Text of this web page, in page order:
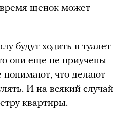
время щенок может
будут ходить в туалет
они еще не приучены
понимают, что делают
И на всякий случай
квартиры.